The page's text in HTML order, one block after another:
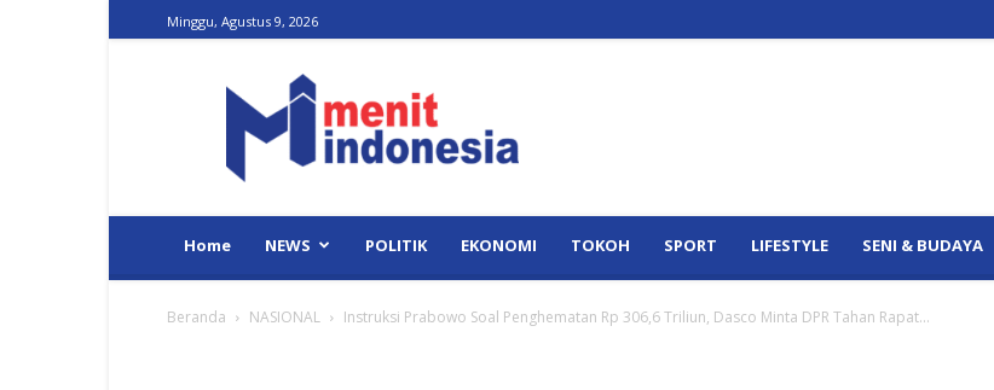
Minggu, Agustus 9, 2026
Indonesia
Home NEWS POLITIK EKONOMI TOKOH SPORT LIFESTYLE SENI & BUDAYA
Beranda NASIONAL Instruksi Prabowo Soal Penghematan Rp 306,6 Triliun, Dasco Minta DPR Tahan Rapat...